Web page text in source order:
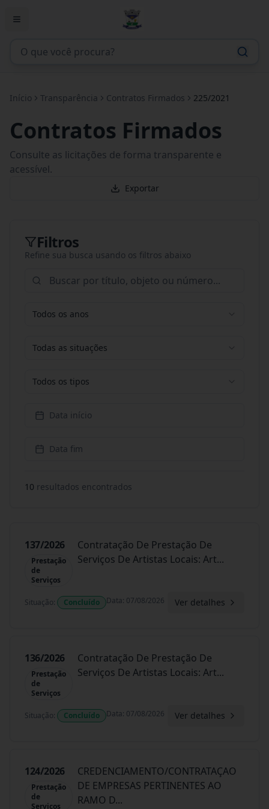
Início Transparência Contratos Firmados 225/2021
Contratos Firmados
Consulte as licitações de forma transparente e
acessível.
Exportar
Filtros
Refine sua busca usando os filtros abaixo
Todos os anos
Todas as situações
Todos os tipos
Data início
Data fim
10 resultados encontrados
137/2026
Prestação
de
Serviços
Contratação De Prestação De
Serviços De Artistas Locais: Art...
Situação: Concluído Data: 07/08/2026 Ver detalhes
136/2026
Prestação
de
Serviços
Contratação De Prestação De
Serviços De Artistas Locais: Art...
Situação: Concluído Data: 07/08/2026 Ver detalhes
124/2026
Prestação
de
Serviços
CREDENCIAMENTO/CONTRATAÇAO
DE EMPRESAS PERTINENTES AO
RAMO D...